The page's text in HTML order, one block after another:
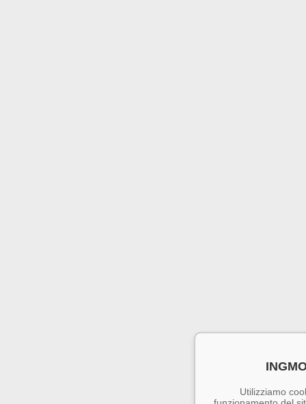
Utilizziamo